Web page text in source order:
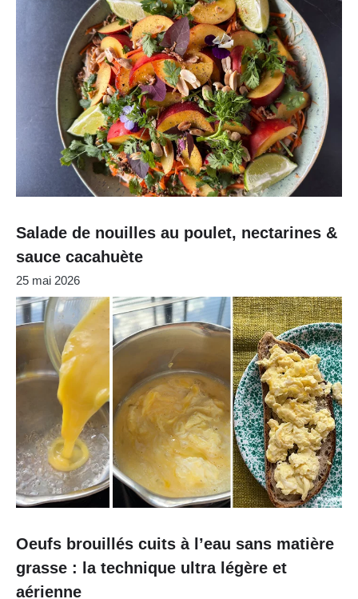
Salade de nouilles au poulet, nectarines &
sauce cacahuète
25 mai 2026
Oeufs brouillés cuits à l’eau sans matière
grasse : la technique ultra légère et
aérienne